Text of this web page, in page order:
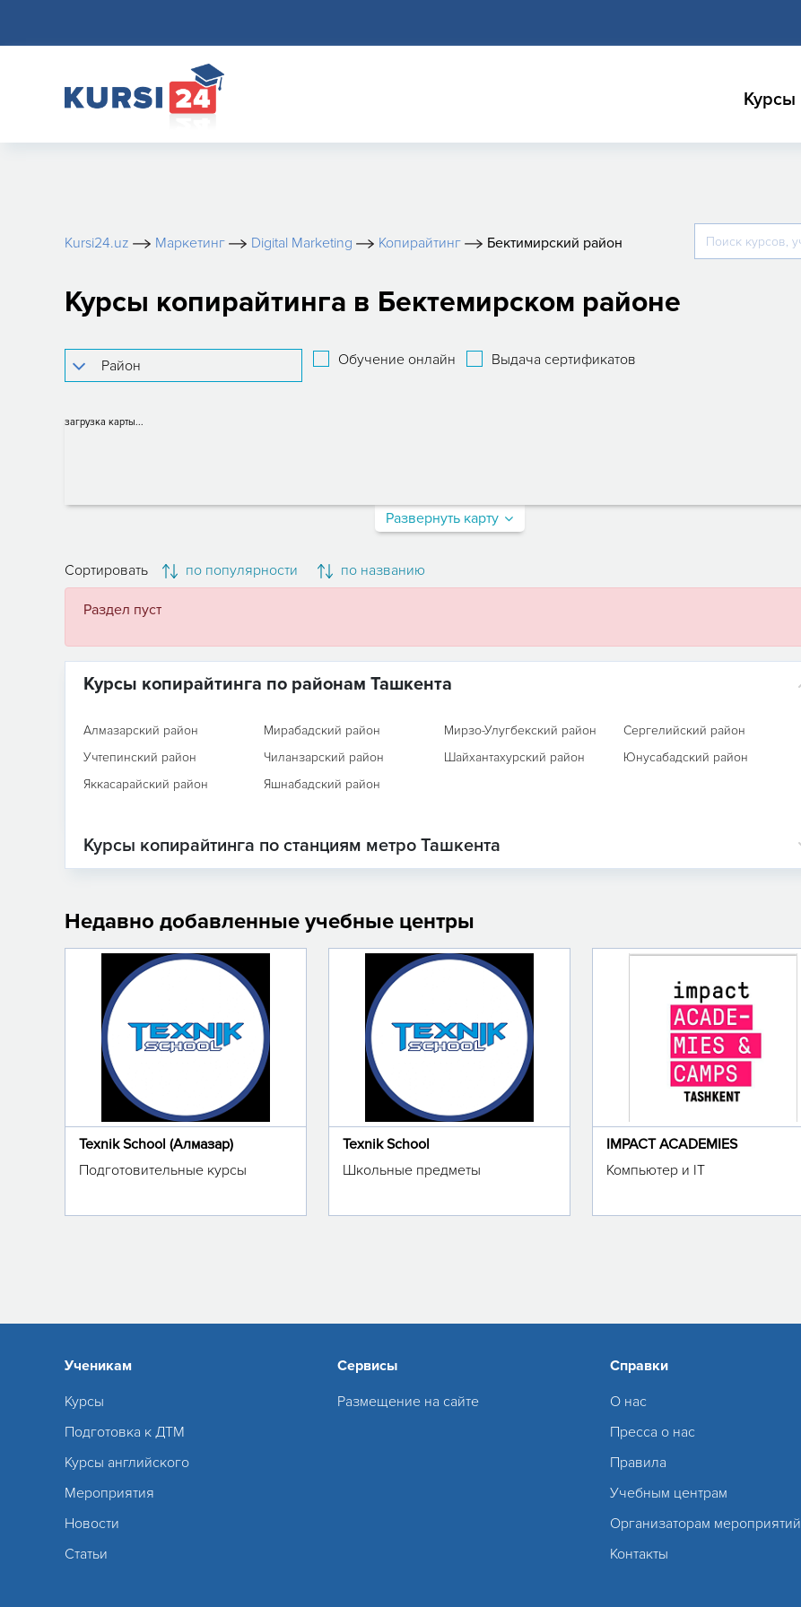
Курсы
Kursi24.uz Маркетинг Digital Marketing Копирайтинг Бектимирский район
Курсы копирайтинга в Бектемирском районе
Обучение онлайн Выдача сертификатов
загрузка карты...
Развернуть карту
Сортировать по популярности по названию
Раздел пуст
Курсы копирайтинга по районам Ташкента
Алмазарский район Мирабадский район Мирзо-Улугбекский район
Сергелийский район
Учтепинский район
Чиланзарский район Шайхантахурский район
Юнусабадский район
Яккасарайский район
Яшнабадский район
Курсы копирайтинга по станциям метро Ташкента
Недавно добавленные учебные центры
Texnik School (Алмазар)
Подготовительные курсы
Texnik School
Школьные предметы
IMPACT ACADEMIES
Компьютер и IT
Ученикам
Курсы
Подготовка к ДТМ
Курсы английского
Мероприятия
Новости
Статьи
Сервисы
Размещение на сайте
Справки
О нас
Пресса о нас
Правила
Учебным центрам
Организаторам мероприятий
Контакты